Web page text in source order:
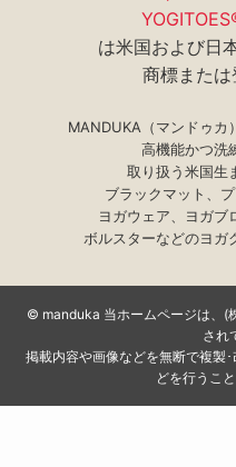
は米国および日
商標または
MANDUKA（マンドゥカ
高機能かつ洗
取り扱う米国生
ブラックマット、
ヨガウェア、ヨガブ
ボルスターなどのヨガ
© manduka 当ホームページは、(
され
掲載内容や画像などを無断で複製
どを行うこ